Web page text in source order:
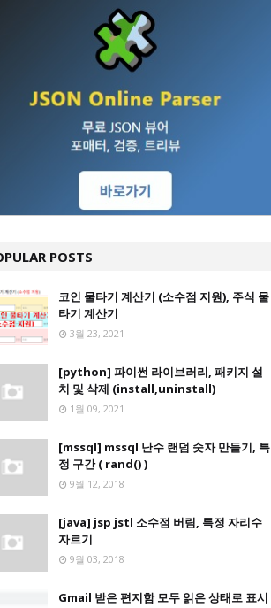
POSTS
코인 물타기 계산기 (소수점 지원), 주식 물
타기 계산기
3월 23, 2021
[python] 파이썬 라이브러리, 패키지 설
치 및 삭제 (install,uninstall)
1월 09, 2021
[mssql] mssql 난수 랜덤 숫자 만들기, 특
정 구간 ( rand() )
9월 12, 2018
[java] jsp jstl 소수점 버림, 특정 자리수
자르기
9월 03, 2018
Gmail 받은 편지함 모두 읽은 상태로 표시